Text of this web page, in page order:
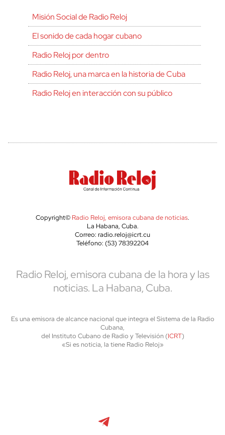
Misión Social de Radio Reloj
El sonido de cada hogar cubano
Radio Reloj por dentro
Radio Reloj, una marca en la historia de Cuba
Radio Reloj en interacción con su público
Copyright© Radio Reloj, emisora cubana de noticias.
La Habana, Cuba.
Correo: radio.reloj@icrt.cu
Teléfono: (53) 78392204
Radio Reloj, emisora cubana de la hora y las
noticias. La Habana, Cuba.
Es una emisora de alcance nacional que integra el Sistema de la Radio
Cubana,
del Instituto Cubano de Radio y Televisión (ICRT)
«Si es noticia, la tiene Radio Reloj»